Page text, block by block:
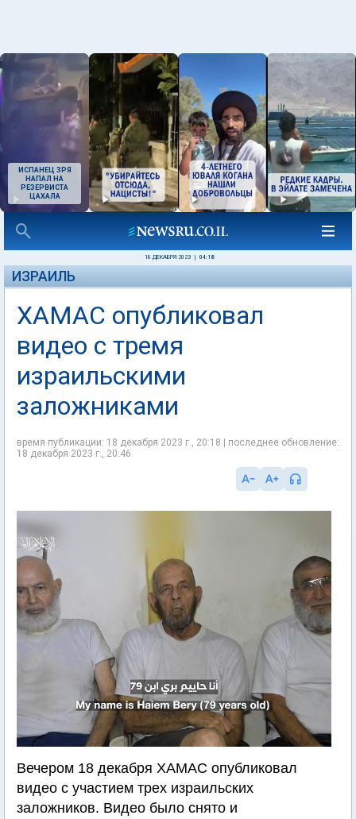
ИСПАНЕЦ ЗРЯ
НАПАЛ НА
РЕЗЕРВИСТА
ЦАХАЛА
18 ДЕКАБРЯ 2023 04:18
ИЗРАИЛЬ
ХАМАС опубликовал
видео с тремя
израильскими
заложниками
время публикации: 18 декабря 2023 г., 20:18 | последнее обновление:
18 декабря 2023 г., 20:46
Вечером 18 декабря ХАМАС опубликовал
видео с участием трех израильских
заложников. Видео было снято и